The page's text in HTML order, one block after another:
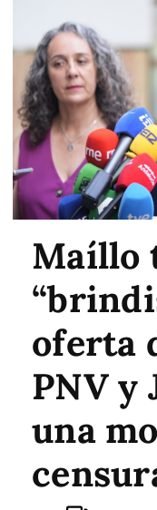
Maíllo
oferta
PNV y
una